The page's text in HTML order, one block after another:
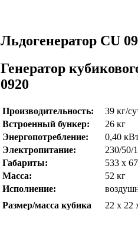
Льдогенератор CU
Генератор
0920
Производительность:
39 кг/
Встроенный бункер:
26 кг
Энергопотребление:
0,40
Электропитание:
230/50/1
Габариты:
533 х
Масса:
52 кг
Исполнение:
Размер/масса кубика
22 х 22